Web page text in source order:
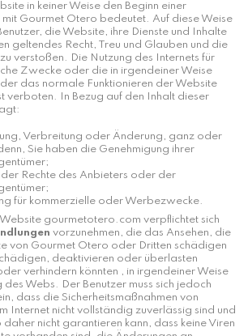
in keiner Weise den Beginn einer
mit Gourmet Otero bedeutet. Auf diese Weise
die Website, ihre Dienste und Inhalte
geltendes Recht, Treu und Glauben und die
verstoßen. Die Nutzung des Internets für
Zwecke oder die in irgendeiner Weise
das normale Funktionieren der Website
verboten. In Bezug auf den Inhalt dieser
Verbreitung oder Änderung, ganz oder
Sie haben die Genehmigung ihrer
Rechte des Anbieters oder der
für kommerzielle oder Werbezwecke.
gourmetotero.com verpflichtet sich
vorzunehmen, die das Ansehen, die
von Gourmet Otero oder Dritten schädigen
deaktivieren oder überlasten
verhindern könnten , in irgendeiner Weise
Webs. Der Benutzer muss sich jedoch
dass die Sicherheitsmaßnahmen von
Internet nicht vollständig zuverlässig sind und
nicht garantieren kann, dass keine Viren